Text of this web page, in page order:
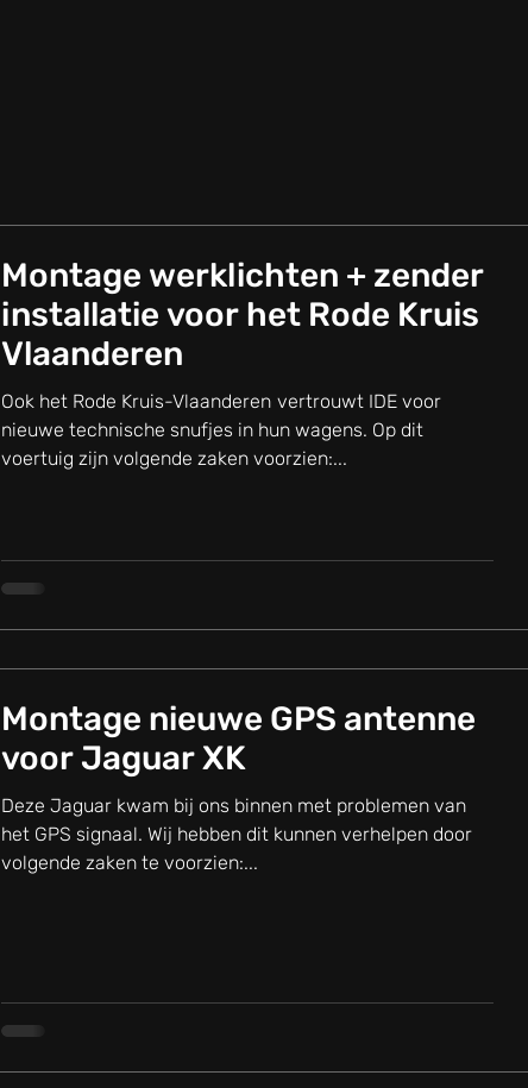
Montage werklichten + zender
installatie voor het Rode Kruis
Vlaanderen
Ook het Rode Kruis-Vlaanderen vertrouwt IDE voor
nieuwe technische snufjes in hun wagens. Op dit
voertuig zijn volgende zaken voorzien:...
Montage nieuwe GPS antenne
voor Jaguar XK
Deze Jaguar kwam bij ons binnen met problemen van
het GPS signaal. Wij hebben dit kunnen verhelpen door
volgende zaken te voorzien:...